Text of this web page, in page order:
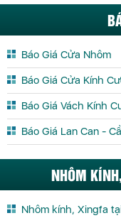
Báo Giá Cửa Nhôm
Báo Giá Cửa Kính
Báo Giá Vách Kính
Báo Giá Lan Can -
NHÔM
Nhôm kính, Xingfa